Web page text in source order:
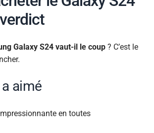
Galaxy S24 vaut-il le coup ? C’est le
a aimé
en toutes